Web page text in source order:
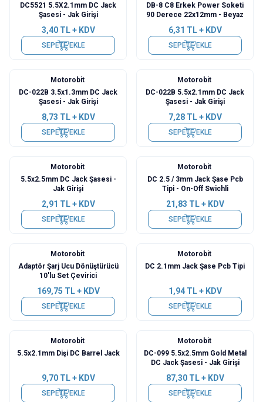
DC5521 5.5X2.1mm DC Jack
Şasesi - Jak Girişi
3,40TL + KDV
SEPETE EKLE
DB-8 C8 Erkek Power Soketi
90 Derece 22x12mm - Beyaz
6,31 TL + KDV
SEPETE EKLE
Motorobit
DC-022B 3.5x1.3mm DC Jack
Şasesi - Jak Girişi
8,73 TL + KDV
SEPETE EKLE
Motorobit
DC-022B 5.5x2.1mm DC Jack
Şasesi - Jak Girişi
7,28TL + KDV
SEPETE EKLE
Motorobit
5.5x2.5mm DC Jack Şasesi -
Jak Girişi
2,91 TL + KDV
SEPETE EKLE
Motorobit
DC 2.5 / 3mm Jack Şase Pcb
Tipi - On-Off Swichli
21,83 TL + KDV
SEPETE EKLE
Motorobit
Adaptör Şarj Ucu Dönüştürücü
10'lu Set Çevirici
169,75 TL + KDV
SEPETE EKLE
Motorobit
DC 2.1mm Jack Şase Pcb Tipi
1,94TL + KDV
SEPETE EKLE
Motorobit
5.5x2.1mm Dişi DC Barrel Jack
9,70TL + KDV
SEPETE EKLE
Motorobit
DC-099 5.5x2.5mm Gold Metal
DC Jack Şasesi - Jak Girişi
87,30TL + KDV
SEPETE EKLE